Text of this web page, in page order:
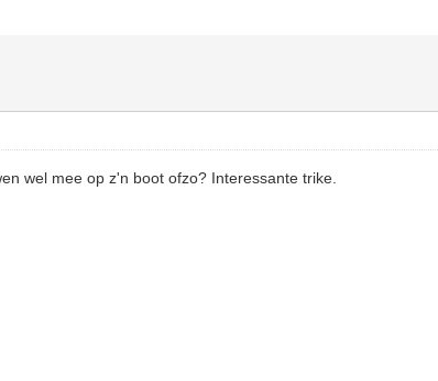
wel mee op z'n boot ofzo? Interessante trike.